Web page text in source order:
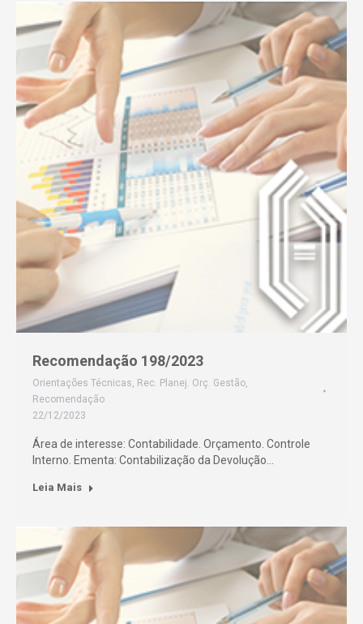
Recomendação 198/2023
Orientações Técnicas, Rec. Planej. Orç. Gestão,
Recomendação
22/12/2023
Área de interesse: Contabilidade. Orçamento. Controle
Interno. Ementa: Contabilização da Devolução…
Leia Mais